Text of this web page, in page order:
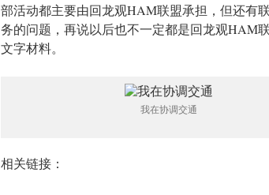
部活动都主要由回龙观HAM联盟承担，但还有
务的问题，再说以后也不一定都是回龙观HAM
文字材料。
我在协调交通
相关链接：